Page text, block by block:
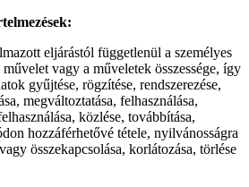
eljárástól függetlenül a személyes
vagy a műveletek összessége, így
gyűjtése, rögzítése, rendszerezése,
megváltoztatása, felhasználása,
közlése, továbbítása,
hozzáférhetővé tétele, nyilvánosságra
összekapcsolása, korlátozása, törlése